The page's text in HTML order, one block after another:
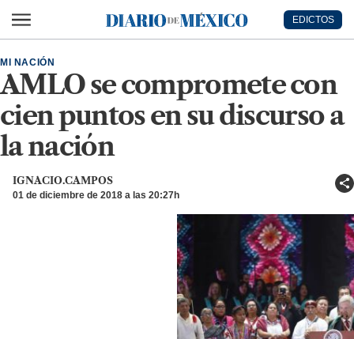
Diario de México
EDICTOS
AMLO se compromete con
cien puntos en su discurso a
la nación
MI NACIÓN
IGNACIO.CAMPOS
01 de diciembre de 2018 a las 20:27h